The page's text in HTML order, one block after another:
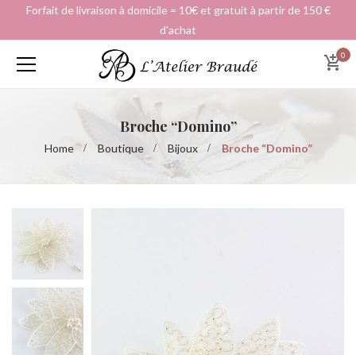
Forfait de livraison à domicile = 10€ et gratuit à partir de 150 €
d'achat
0
Broche “Domino”
Home Boutique Bijoux Broche “Domino”